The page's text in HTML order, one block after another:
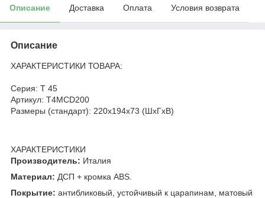
Описание Доставка Оплата Условия возврата
Описание
ХАРАКТЕРИСТИКИ ТОВАРА:
Серия: T 45
Артикул: T4MCD200
Размеры (стандарт): 220x194x73 (ШхГхВ)
ХАРАКТЕРИСТИКИ
Производитель: Италия
Материал: ДСП + кромка ABS.
Покрытие: антибликовый, устойчивый к царапинам, матовый